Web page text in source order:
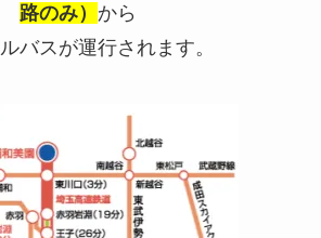
路のみ） から
バスが運行されます。